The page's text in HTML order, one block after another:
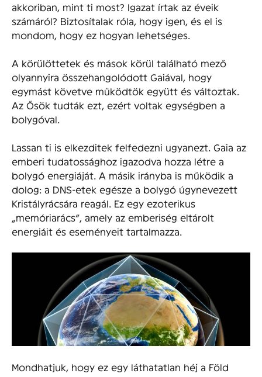
akkoriban, mint ti most? Igazat írtak az éveik
számáról? Biztosítalak róla, hogy igen, és el is
mondom, hogy ez hogyan lehetséges.
A körülöttetek és mások körül található mező
olyannyira összehangolódott Gaiával, hogy
egymást követve működtök együtt és változtak.
Az Ősök tudták ezt, ezért voltak egységben a
bolygóval.
Lassan ti is elkezditek felfedezni ugyanezt. Gaia az
emberi tudatossághoz igazodva hozza létre a
bolygó energiáját. A másik irányba is működik a
dolog: a DNS-etek egésze a bolygó úgynevezett
Kristályrácsára reagál. Ez egy ezoterikus
„memóriarács”, amely az emberiség eltárolt
energiáit és eseményeit tartalmazza.
Mondhatjuk, hogy ez egy láthatatlan héj a Föld